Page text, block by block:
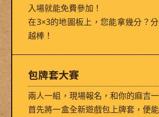
入場就能免費參加！
在3×3的地圖板上，您能拿幾分？
越棒！
包牌套大賽
兩人一組，現場報名，和你的麻吉
首先將一盒全新遊戲包上牌套，便